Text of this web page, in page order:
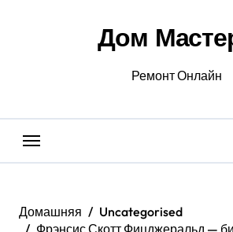
Дом
Ремонт Онлайн
Домашняя
Uncategorised
Фрэнсис Скотт Фицджеральд —